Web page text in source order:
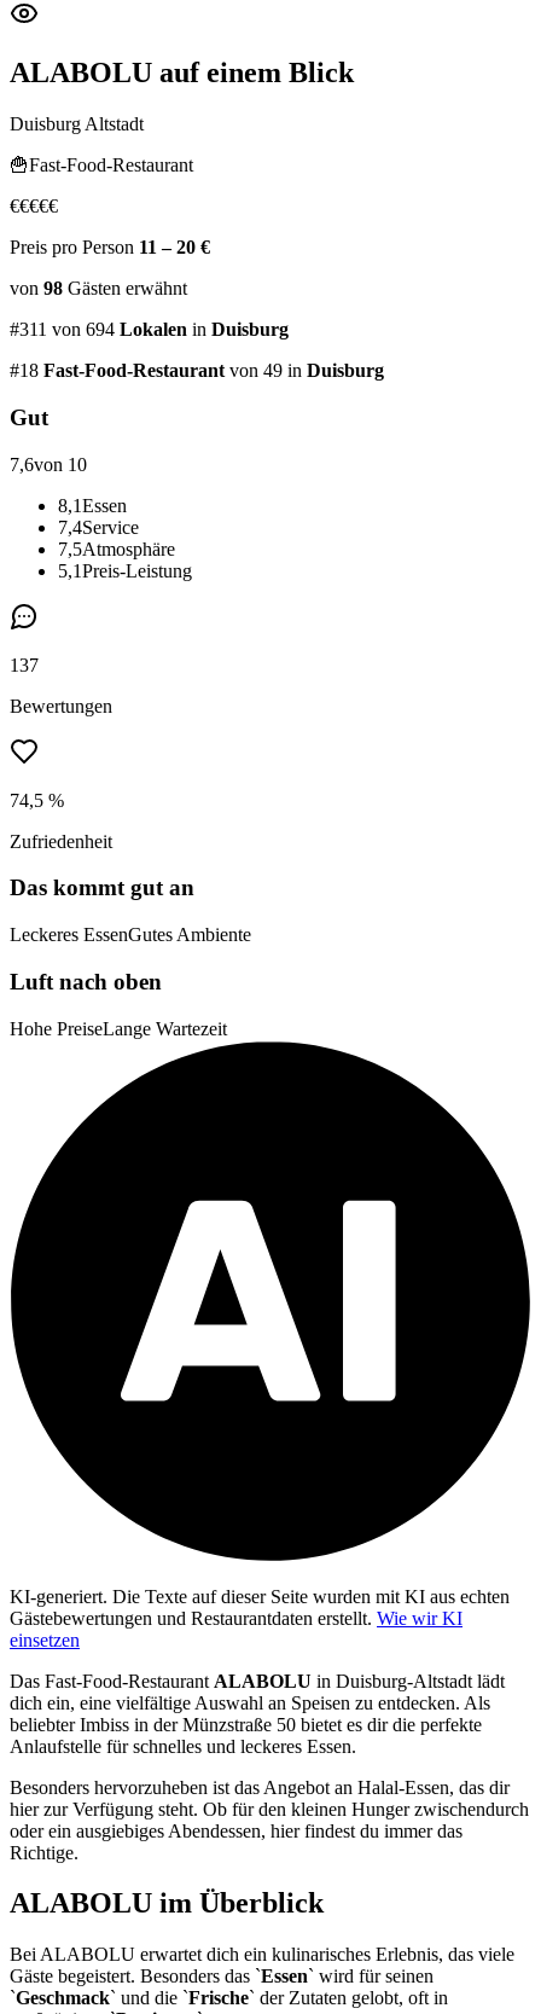
ALABOLU auf einem Blick
Duisburg Altstadt
🍟Fast-Food-Restaurant
€€€€€
Preis pro Person 11 – 20 €
von 98 Gästen erwähnt
#311 von 694 Lokalen in Duisburg
#18 Fast-Food-Restaurant von 49 in Duisburg
Gut
7,6von 10
8,1Essen
7,4Service
7,5Atmosphäre
5,1Preis-Leistung
137
Bewertungen
74,5 %
Zufriedenheit
Das kommt gut an
Leckeres EssenGutes Ambiente
Luft nach oben
Hohe PreiseLange Wartezeit
KI-generiert. Die Texte auf dieser Seite wurden mit KI aus echten
Gästebewertungen und Restaurantdaten erstellt. Wie wir KI
einsetzen
Das Fast-Food-Restaurant ALABOLU in Duisburg-Altstadt lädt
dich ein, eine vielfältige Auswahl an Speisen zu entdecken. Als
beliebter Imbiss in der Münzstraße 50 bietet es dir die perfekte
Anlaufstelle für schnelles und leckeres Essen.
Besonders hervorzuheben ist das Angebot an Halal-Essen, das dir
hier zur Verfügung steht. Ob für den kleinen Hunger zwischendurch
oder ein ausgiebiges Abendessen, hier findest du immer das
Richtige.
ALABOLU im Überblick
Bei ALABOLU erwartet dich ein kulinarisches Erlebnis, das viele
Gäste begeistert. Besonders das `Essen` wird für seinen
`Geschmack` und die `Frische` der Zutaten gelobt, oft in